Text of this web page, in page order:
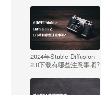
2024年Stable Diffusion
2.0下载有哪些注意事项?